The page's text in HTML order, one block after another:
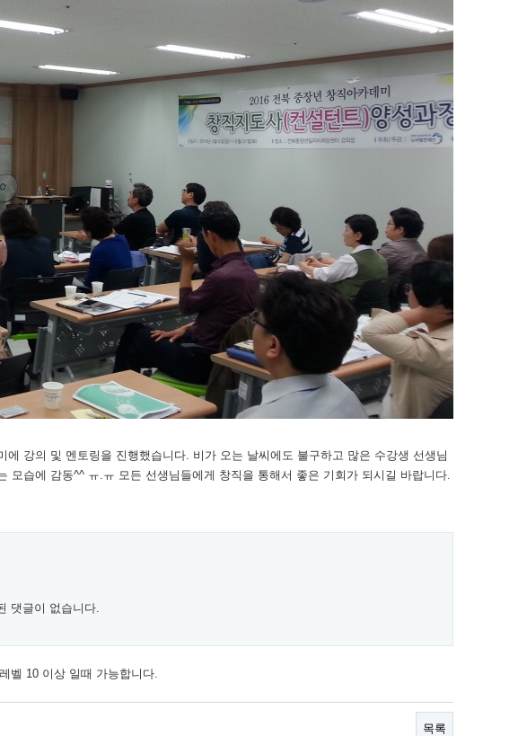
강의 및 멘토링을 진행했습니다. 비가 오는 날씨에도 불구하고 많은 수강생 선생님
습에 감동^^ ㅠ.ㅠ 모든 선생님들에게 창직을 통해서 좋은 기회가 되시길 바랍니다.
댓글이 없습니다.
벨 10 이상 일때 가능합니다.
목록